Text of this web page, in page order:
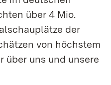
über 4 Mio.
der
von höchstem
über uns und unsere